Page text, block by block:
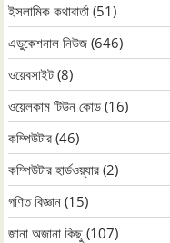
ইসলামিক কথাবার্তা (51)
এডুকেশনাল নিউজ (646)
ওয়েবসাইট (8)
ওয়েলকাম টিউন কোড (16)
কম্পিউটার (46)
কম্পিউটার হার্ডওয়্যার (2)
গণিত বিজ্ঞান (15)
জানা অজানা কিছু (107)